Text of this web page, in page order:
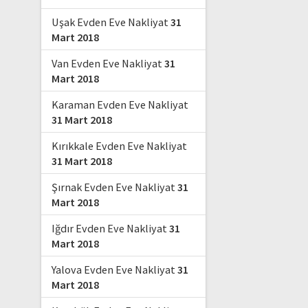
Uşak Evden Eve Nakliyat31
Mart 2018
Van Evden Eve Nakliyat31
Mart 2018
Karaman Evden Eve Nakliyat
31 Mart 2018
Kırıkkale Evden Eve Nakliyat
31 Mart 2018
Şırnak Evden Eve Nakliyat31
Mart 2018
Iğdır Evden Eve Nakliyat31
Mart 2018
Yalova Evden Eve Nakliyat31
Mart 2018